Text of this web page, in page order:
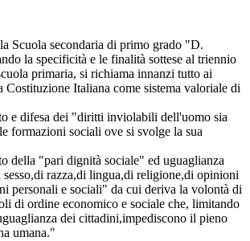
Scuola secondaria di primo grado "D.
la specificità e le finalità sottese al triennio
primaria, si richiama innanzi tutto ai
Costituzione Italiana come sistema valoriale di
e difesa dei "diritti inviolabili dell'uomo sia
formazioni sociali ove si svolge la sua
della "pari dignità sociale" ed uguaglianza
sesso,di razza,di lingua,di religione,di opinioni
personali e sociali" da cui deriva la volontà di
di ordine economico e sociale che, limitando
dei cittadini,impediscono il pieno
umana."